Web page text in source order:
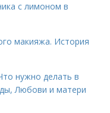
с лимоном в
макияжа. История
нужно делать в
Любови и матери